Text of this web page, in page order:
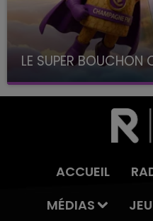
LE SUPER BOUCHON
avec La Famille
ACCUEIL
MÉDIAS